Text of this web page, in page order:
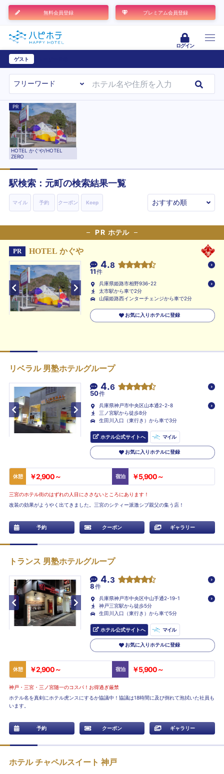
無料会員登録 プレミアム会員登録
ログイン
ゲスト
PR
HOTEL かぐや/HOTEL
ZERO
駅検索： 元町の検索結果一覧
マイル 予約 クーポン Keep
PR ホテル
PR HOTEL かぐや
4.8
11件
兵庫県姫路市相野936-22
太市駅から車で2分
山陽姫路西インターチェンジから車で2分
お気に入りホテルに登録
リベラル 男塾ホテルグループ
4.6
50件
兵庫県神戸市中央区山本通2-2-8
三ノ宮駅から徒歩8分
生田川入口（東行き）から車で3分
ホテル公式サイトへ マイル
お気に入りホテルに登録
休憩 ￥2,900～ 宿泊 ￥5,900～
三宮のホテル街のはずれの人目にささないところにあります！
改装の効果がようやく出てきました。三宮のシティー派激シブ親父の集う店！
予約 クーポン ギャラリー
トランス 男塾ホテルグループ
4.3
8件
兵庫県神戸市中央区中山手通2-19-1
神戸三宮駅から徒歩5分
生田川入口（東行き）から車で5分
ホテル公式サイトへ マイル
お気に入りホテルに登録
休憩 ￥2,900～ 宿泊 ￥5,900～
神戸・三宮・三ノ宮随一のコスパ！お得過ぎ厳禁
ホテル名を真剣にホテル虎ンスにするか協議中！協議は18時間に及び倒れて泡拭いた社員も
います。
予約 クーポン ギャラリー
ホテル チャペルスイート 神戸